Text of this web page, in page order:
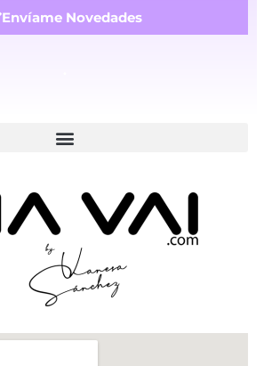
Envíame Novedades